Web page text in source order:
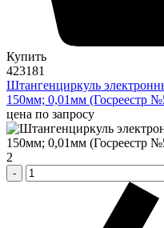
Купить
423181
Штангенциркуль
150мм; 0,01мм (Госреестр
цена по запросу
2